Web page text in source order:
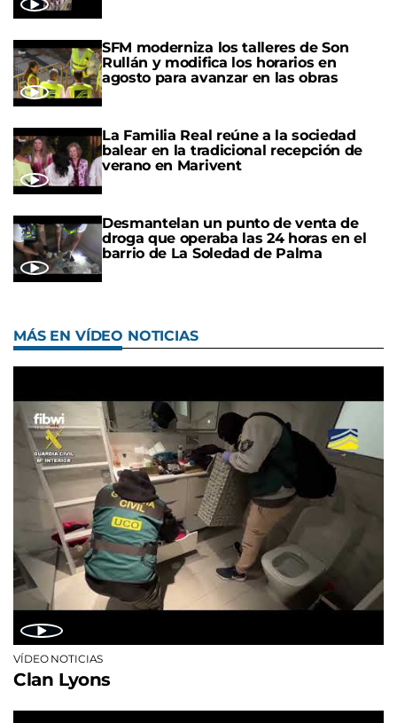
SFM moderniza los talleres de Son
Rullán y modifica los horarios en
agosto para avanzar en las obras
La Familia Real reúne a la sociedad
balear en la tradicional recepción de
verano en Marivent
Desmantelan un punto de venta de
droga que operaba las 24 horas en el
barrio de La Soledad de Palma
MÁS EN VÍDEO NOTICIAS
VÍDEO NOTICIAS
Clan Lyons